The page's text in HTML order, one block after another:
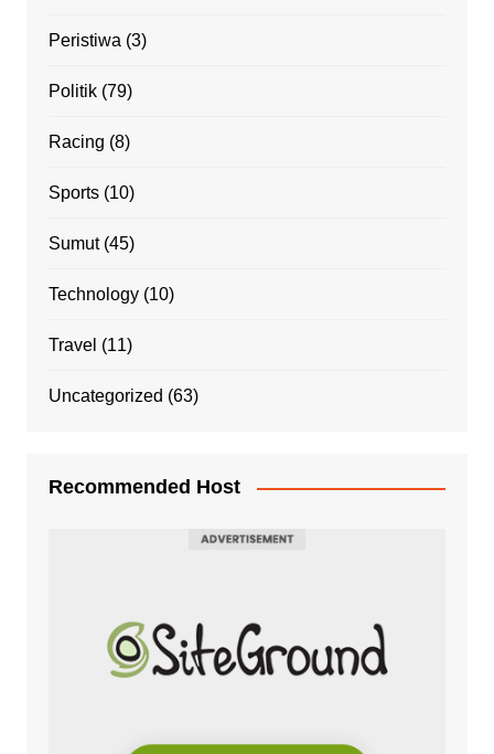
Peristiwa (3)
Politik(79)
Racing (8)
Sports(10)
Sumut(45)
Technology(10)
Travel (11)
Uncategorized (63)
Recommended Host